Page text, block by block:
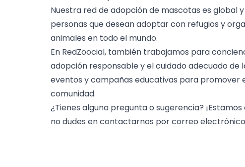
Nuestra red de adopción de mascotas es global
personas que desean adoptar con refugios y
animales en todo el mundo.
En RedZoocial, también trabajamos para
adopción responsable y el cuidado adecuado de
eventos y campañas educativas para promover
comunidad.
¿Tienes alguna pregunta o sugerencia?
no dudes encontactarnos por correo electrónico